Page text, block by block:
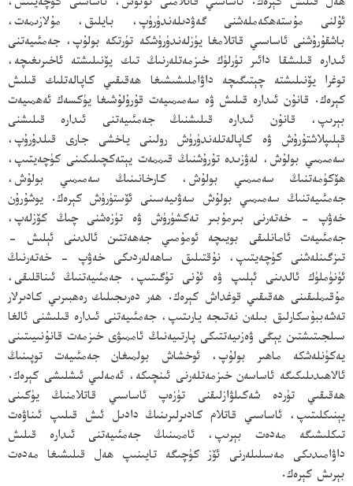
ئۇلنى مۇستەھكەملەشنى گەۋدىلەندۈرۈپ، بايلىق، مۇلازىمەت،
باشقۇرۇشنى ئاساسىي قاتلامغا يۈزلەندۈرۈشكە تۈرتكە بولۇپ، جەمئىيەتنى
ئىدارە قىلىشقا دائىر تۈرلۈك خىزمەتلەرنىڭ تىك يۆنىلىشتە ئاخىرىغىچە،
توغرا يۆنىلىشتە چېتىگىچە داۋاملىشىشىغا ھەقىقىي كاپالەتلىك قىلىش
كېرەك. قانۇن ئىدارە قىلىش ۋە سەمىمىيەت قۇرۇلۇشىغا يۈكسەك ئەھمىيەت
بېرىپ، قانۇن ئىدارە قىلىشنىڭ جەمئىيەتنى ئىدارە قىلىشنى
قېلىپلاشتۇرۇش ۋە كاپالەتلەندۈرۈش رولىنى ياخشى جارى قىلدۇرۇپ،
سەمىمىي بولۇش، لەۋزىدە تۇرۇشنىڭ قىممەت يېتەكچىلىكىنى كۈچەيتىپ،
ھۆكۈمەتنىڭ سەمىمىي بولۇش، كارخانىنىڭ سەمىمىي بولۇش،
جەمئىيەتنىڭ سەمىمىي بولۇش سەۋىيەسىنى ئۆستۈرۈش كېرەك. يوشۇرۇن
خەۋپ - خەتەرنى بىرمۇبىر تەكشۈرۈش ۋە تۈزەشنى چىڭ كۆزلەپ،
جەمئىيەت ئامانلىقى بويىچە ئومۇمىي جەھەتتىن ئالدىنى ئېلىش -
تىزگىنلەشنى كۈچەيتىپ، نۇقتىلىق ساھەلەردىكى خەۋپ - خەتەرنىڭ
ئۈنۈملۈك ئالدىنى ئېلىپ ۋە ئۇنى تۈگىتىپ، جەمئىيەتنىڭ ئىناقلىقى،
مۇقىملىقىنى ھەقىقىي قوغداش كېرەك. ھەر دەرىجىلىك رەھبىرىي كادىرلار
تەشەببۇسكارلىق بىلەن نەتىجە يارىتىپ، جەمئىيەتنى ئىدارە قىلىشنى ئالغا
سىلجىتىشتىن يېڭى ۋەزىيەتتىكى پارتىيەنىڭ ئاممىۋى خىزمەت قانۇنىيىتىنى
يەكۈنلەشكە ماھىر بولۇپ، ئوخشاش بولمىغان جەمئىيەت توپىنىڭ
ئالاھىدىلىكىگە ئاساسەن خىزمەتلەرنى ئىنچىكە، ئەمەلىي ئىشلىشى كېرەك.
ھەقىقىي تۈردە شەكىلۋازلىقنى تۈزەپ ئاساسىي قاتلامنىڭ يۈكىنى
يېنىكلىتىپ، ئاساسىي قاتلام كادىرلىرىنىڭ دادىل ئىش قىلىپ ئىناۋەت
تىكلىشىگە مەدەت بېرىپ، ئاممىنىڭ جەمئىيەتنى ئىدارە قىلىش
داۋامىدىكى مەسىلىلەرنى ئۆز كۈچىگە تايىنىپ ھەل قىلىشىغا مەدەت
بېرىش كېرەك.